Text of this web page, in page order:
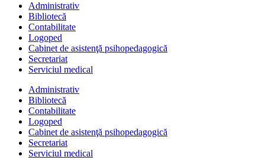
Administrativ
Bibliotecă
Contabilitate
Logoped
Cabinet de asistenţă psihopedagogică
Secretariat
Serviciul medical
Administrativ
Bibliotecă
Contabilitate
Logoped
Cabinet de asistenţă psihopedagogică
Secretariat
Serviciul medical